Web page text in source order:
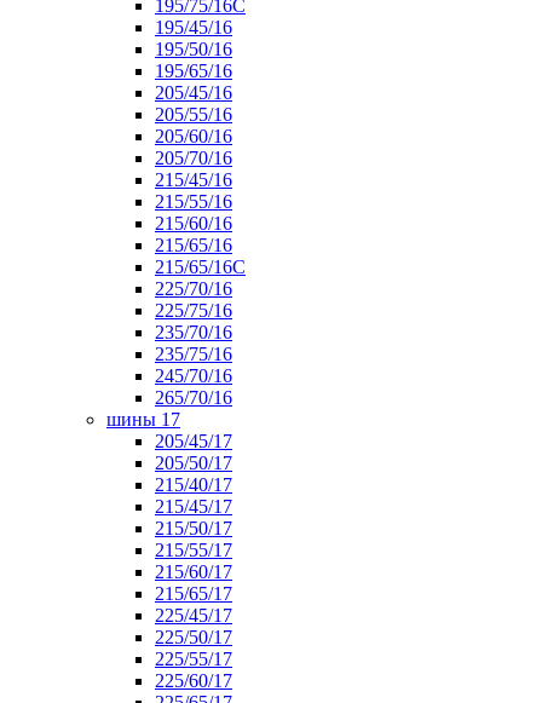
195/75/16С
195/45/16
195/50/16
195/65/16
205/45/16
205/55/16
205/60/16
205/70/16
215/45/16
215/55/16
215/60/16
215/65/16
215/65/16С
225/70/16
225/75/16
235/70/16
235/75/16
245/70/16
265/70/16
шины 17
205/45/17
205/50/17
215/40/17
215/45/17
215/50/17
215/55/17
215/60/17
215/65/17
225/45/17
225/50/17
225/55/17
225/60/17